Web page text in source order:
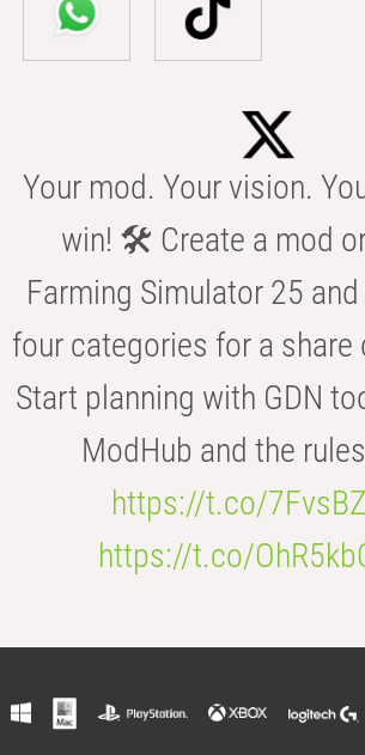
Your mod. Your vision.
win! 🛠️ Create a mod
Farming Simulator 25
four categories for a share
Start planning with GDN
ModHub and the
https://t.co/
https://t.co/